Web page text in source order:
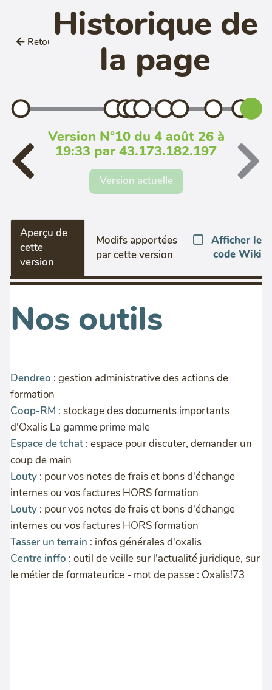
Retour Historique de
la page
Version N°10 du 4 août 26 à
19:33 par 43.173.182.197
Version actuelle
Aperçu de
cette
version
Modifs apportées
par cette version
Afficher le
code Wiki